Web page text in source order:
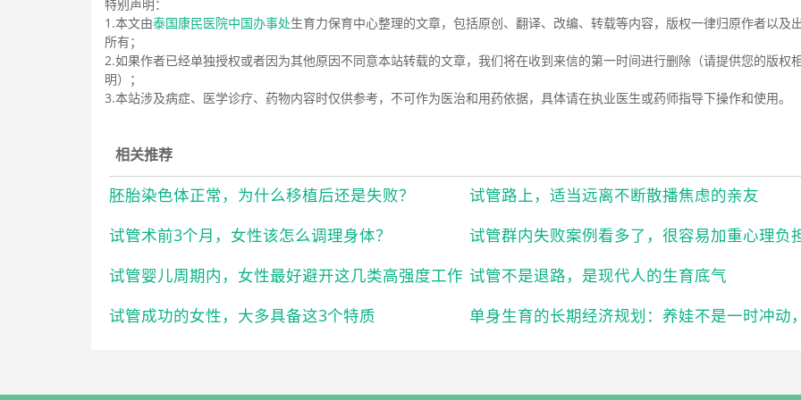
特别声明：
1.本文由泰国康民医院中国办事处生育力保育中心整理的文章，包括原创、翻译、改编、转载等内容，版权一律归原作者以及
所有；
2.如果作者已经单独授权或者因为其他原因不同意本站转载的文章，我们将在收到来信的第一时间进行删除（请提供您的版权
明）；
3.本站涉及病症、医学诊疗、药物内容时仅供参考，不可作为医治和用药依据，具体请在执业医生或药师指导下操作和使用。
相关推荐
胚胎染色体正常，为什么移植后还是失败？
试管路上，适当远离不断散播焦虑的亲友
试管术前3个月，女性该怎么调理身体？
试管群内失败案例看多了，很容易加重心理负
试管婴儿周期内，女性最好避开这几类高强度工作 试管不是退路，是现代人的生育底气
试管成功的女性，大多具备这3个特质